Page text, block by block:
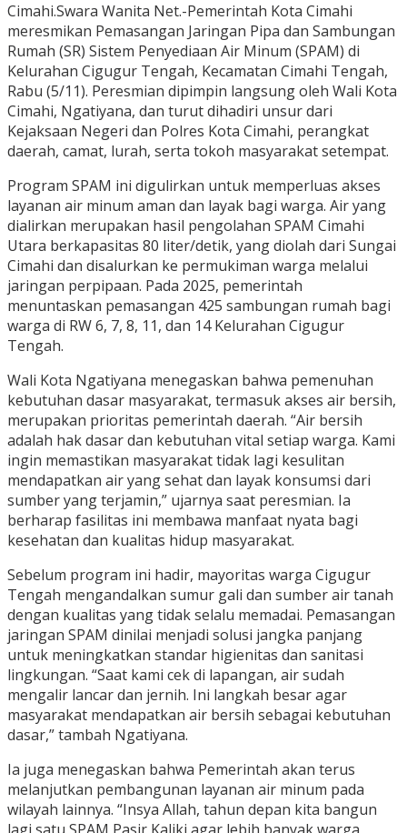
Cimahi.Swara Wanita Net.-Pemerintah Kota Cimahi
meresmikan Pemasangan Jaringan Pipa dan Sambungan
Rumah (SR) Sistem Penyediaan Air Minum (SPAM) di
Kelurahan Cigugur Tengah, Kecamatan Cimahi Tengah,
Rabu (5/11). Peresmian dipimpin langsung oleh Wali Kota
Cimahi, Ngatiyana, dan turut dihadiri unsur dari
Kejaksaan Negeri dan Polres Kota Cimahi, perangkat
daerah, camat, lurah, serta tokoh masyarakat setempat.
Program SPAM ini digulirkan untuk memperluas akses
layanan air minum aman dan layak bagi warga. Air yang
dialirkan merupakan hasil pengolahan SPAM Cimahi
Utara berkapasitas 80 liter/detik, yang diolah dari Sungai
Cimahi dan disalurkan ke permukiman warga melalui
jaringan perpipaan. Pada 2025, pemerintah
menuntaskan pemasangan 425 sambungan rumah bagi
warga di RW 6, 7, 8, 11, dan 14 Kelurahan Cigugur
Tengah.
Wali Kota Ngatiyana menegaskan bahwa pemenuhan
kebutuhan dasar masyarakat, termasuk akses air bersih,
merupakan prioritas pemerintah daerah. “Air bersih
adalah hak dasar dan kebutuhan vital setiap warga. Kami
ingin memastikan masyarakat tidak lagi kesulitan
mendapatkan air yang sehat dan layak konsumsi dari
sumber yang terjamin,” ujarnya saat peresmian. Ia
berharap fasilitas ini membawa manfaat nyata bagi
kesehatan dan kualitas hidup masyarakat.
Sebelum program ini hadir, mayoritas warga Cigugur
Tengah mengandalkan sumur gali dan sumber air tanah
dengan kualitas yang tidak selalu memadai. Pemasangan
jaringan SPAM dinilai menjadi solusi jangka panjang
untuk meningkatkan standar higienitas dan sanitasi
lingkungan. “Saat kami cek di lapangan, air sudah
mengalir lancar dan jernih. Ini langkah besar agar
masyarakat mendapatkan air bersih sebagai kebutuhan
dasar,” tambah Ngatiyana.
Ia juga menegaskan bahwa Pemerintah akan terus
melanjutkan pembangunan layanan air minum pada
wilayah lainnya. “Insya Allah, tahun depan kita bangun